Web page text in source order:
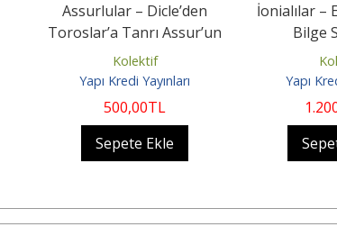
Assurlular – Dicle’den
Toroslar’a Tanrı Assur’un
Krallığı
Kolektif
Yapı Kredi Yayınları
500,00TL
Sepete Ekle
İonialılar –
Bilge
Yapı